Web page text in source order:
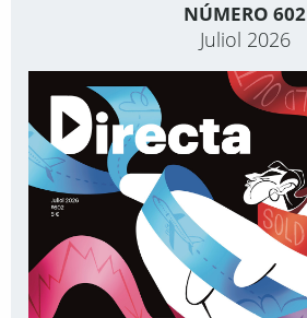
NÚMERO 602
Juliol 2026